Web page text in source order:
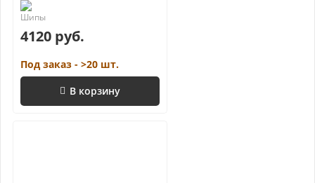
4120 руб.
Под заказ - >20 шт.
В корзину